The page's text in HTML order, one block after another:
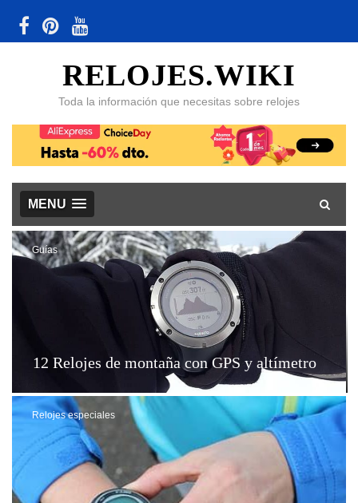
RELOJES.WIKI
Toda la información que necesitas sobre relojes
MENU
Guías
12 Relojes de montaña con GPS y altímetro
Relojes especiales